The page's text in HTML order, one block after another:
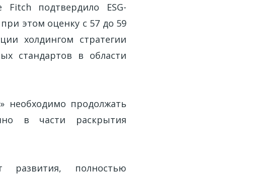
Fitch подтвердило ESG-
этом оценку с 57 до 59
холдингом стратегии
стандартов в области
необходимо продолжать
в части раскрытия
развития, полностью